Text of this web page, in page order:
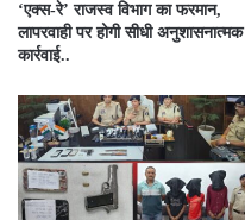
‘एक्स-रे’ राजस्व विभाग का फरमान,
लापरवाही पर होगी सीधी अनुशासनात्मक
कार्रवाई..